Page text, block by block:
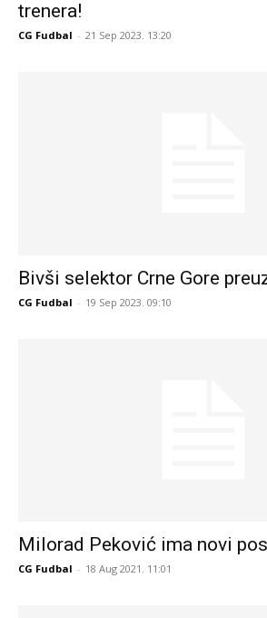
trenera!
CG Fudbal - 21 Sep 2023. 13:20
Bivši selektor Crne Gore
CG Fudbal - 19 Sep 2023. 09:10
Milorad Peković ima novi
CG Fudbal - 18 Aug 2021. 11:01